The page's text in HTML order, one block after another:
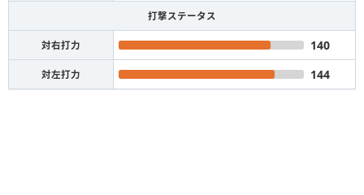
打撃ステータス
対右打力 140
対左打力 144